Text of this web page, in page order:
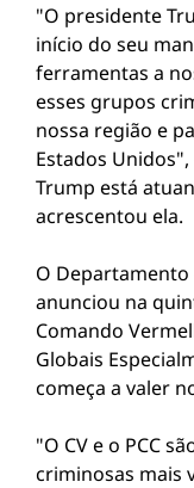
"O presidente
início do seu
ferramentas a
esses grupos
nossa região e
Estados
Trump está
acrescentou ela.
O Departamento
anunciou na
Comando
Globais
começa a valer
"O CV e o PCC
criminosas mais